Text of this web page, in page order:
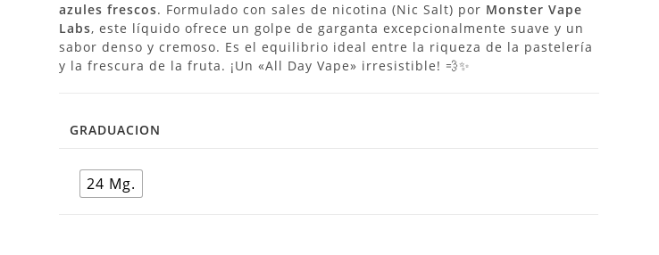
azules frescos. Formulado con sales de nicotina (Nic Salt) por Monster Vape
Labs, este líquido ofrece un golpe de garganta excepcionalmente suave y un
sabor denso y cremoso. Es el equilibrio ideal entre la riqueza de la pastelería
y la frescura de la fruta. ¡Un «All Day Vape» irresistible! 💨✨
GRADUACION
24 Mg.